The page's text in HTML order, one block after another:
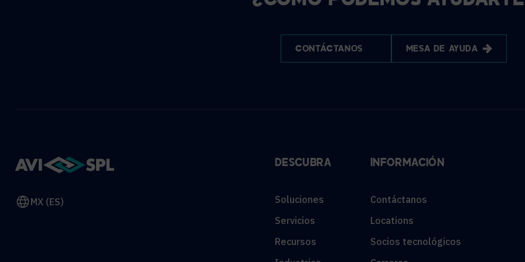
CONTÁCTANOS MESA DE AYUDA
MX (ES)
DESCUBRA
Soluciones
Servicios
Recursos
INFORMACIÓN
Contáctanos
Locations
Socios tecnológicos